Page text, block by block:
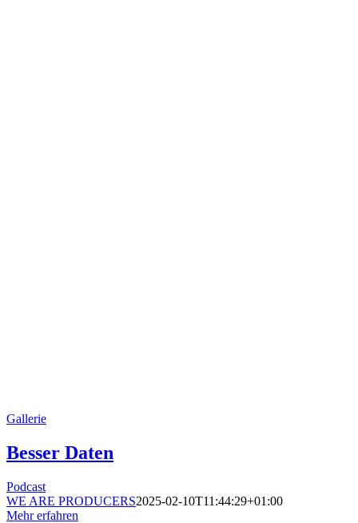
Gallerie
Besser Daten
Podcast
WE ARE PRODUCERS2025-02-10T11:44:29+01:00
Mehr erfahren